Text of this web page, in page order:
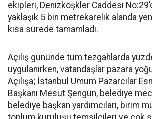
ekipleri, Denizköşkler Caddesi
yaklaşık 5 bin metrekarelik alanda
kısa sürede tamamladı.
Açılış gününde tüm tezgahlarda
uygulanırken, vatandaşlar pazara
Açılışa; İstanbul Umum Pazarcılar
Başkanı Mesut Şengün, belediye
belediye başkan yardımcıları, birim